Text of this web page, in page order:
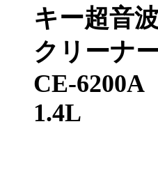
キー超音
クリーナ
CE-6200A
1.4L